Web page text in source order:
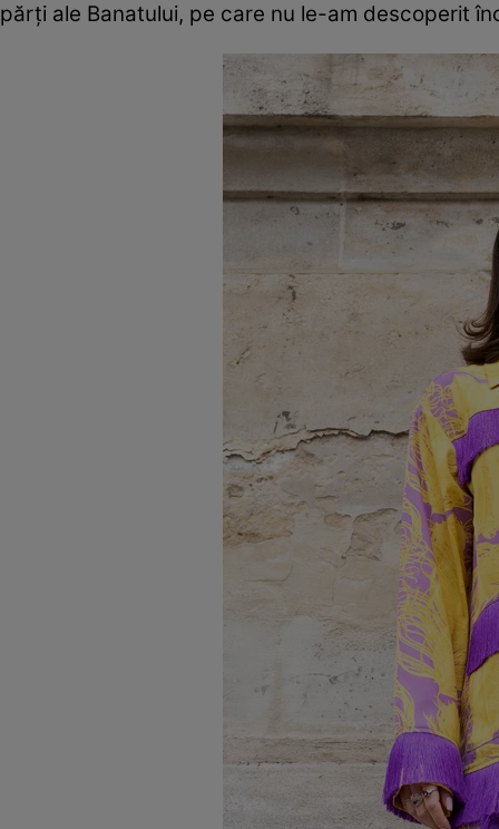
părți ale Banatului, pe care nu le-am descoperit